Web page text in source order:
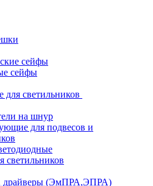
сейфы
сейфы
светильников
на шнур
для подвесов и
светильников
драйверы (ЭмПРА,ЭПРА)